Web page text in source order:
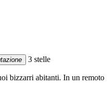
3 stelle
bizzarri abitanti. In un remoto